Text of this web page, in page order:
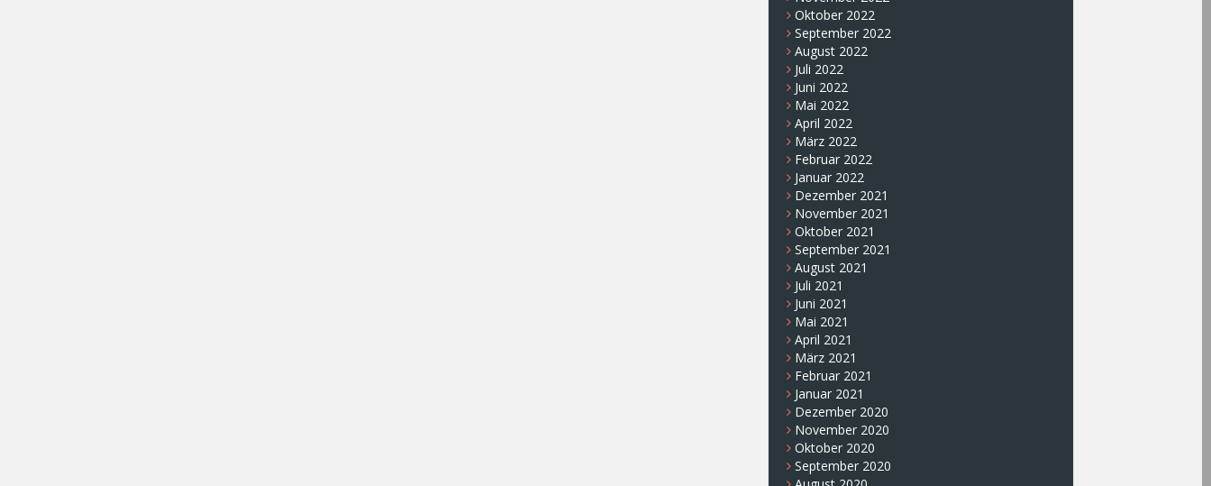
Oktober 2022
September 2022
August 2022
Juli 2022
Juni 2022
Mai 2022
April 2022
März 2022
Februar 2022
Januar 2022
Dezember 2021
November 2021
Oktober 2021
September 2021
August 2021
Juli 2021
Juni 2021
Mai 2021
April 2021
März 2021
Februar 2021
Januar 2021
Dezember 2020
November 2020
Oktober 2020
September 2020